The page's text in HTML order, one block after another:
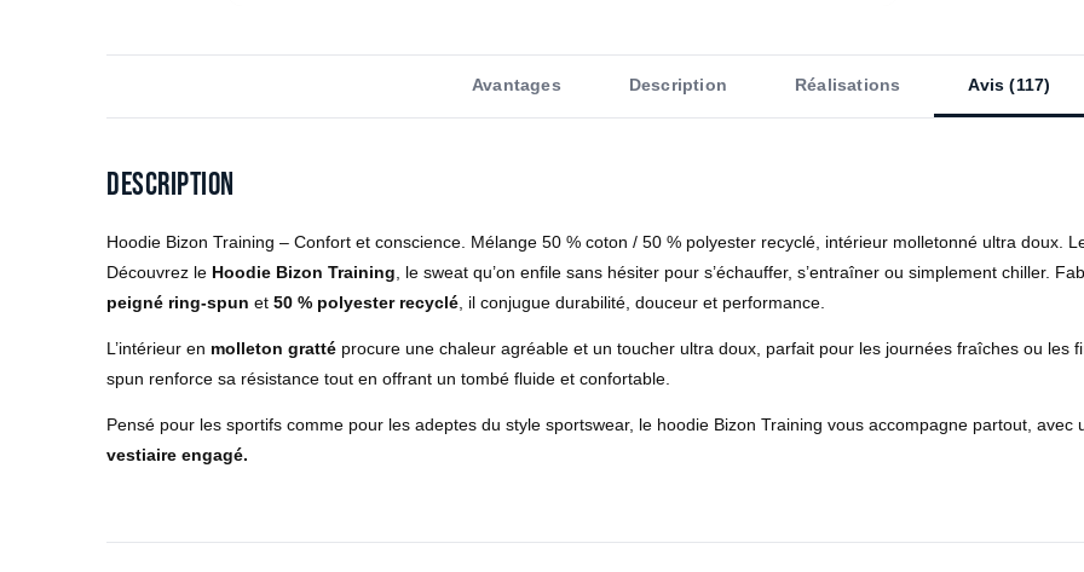
Avantages Description Réalisations Avis (117)
Description
Hoodie Bizon Training – Confort et conscience. Mélange 50 % coton / 50 % polyester recyclé, intérieur molletonné ultra doux.
Découvrez le Hoodie Bizon Training , le sweat qu’on enfile sans hésiter pour s’échauffer, s’entraîner ou simplement chiller.
peigné ring-spun et 50 % polyester recyclé , il conjugue durabilité, douceur et performance.
L’intérieur en molleton gratté procure une chaleur agréable et un toucher ultra doux, parfait pour les journées fraîches ou les
spun renforce sa résistance tout en offrant un tombé fluide et confortable.
Pensé pour les sportifs comme pour les adeptes du style sportswear, le hoodie Bizon Training vous accompagne partout,
vestiaire engagé.